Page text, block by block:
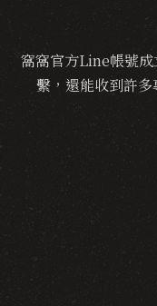
窩窩官方Line帳號
繫，還能收到許多